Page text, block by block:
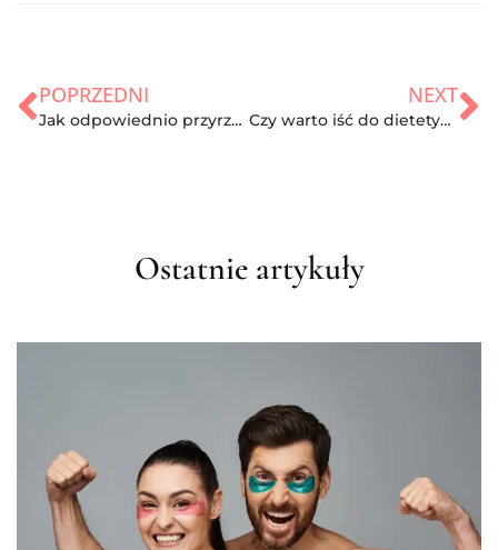
POPRZEDNI
Jak odpowiednio przyrządzić ryż ? Jego właściwości kaloryczne.
NEXT
Czy warto iść do dietetyka? Doradzamy
Ostatnie artykuły